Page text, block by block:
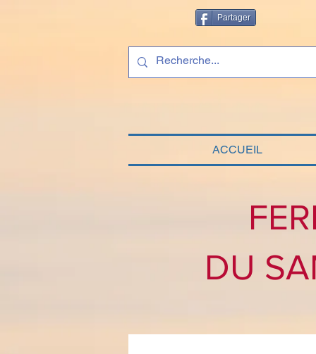
Partager
ACCUEIL
DU